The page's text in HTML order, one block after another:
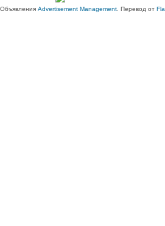
Объявления Advertisement Management . Перевод от